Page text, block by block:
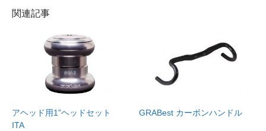
関連記事
アヘッド用1”ヘッドセット
ITA
GRABest カーボンハンドル